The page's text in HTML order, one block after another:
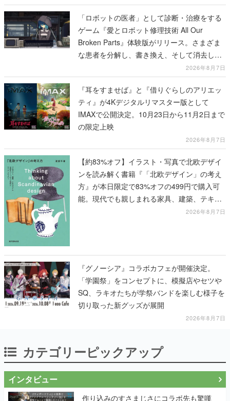
「ロボットの医者」として診断・治療をする
ゲーム『愛とロボット修理技術 All Our
Broken Parts』体験版がリリース。さまざま
な患者を分解し、書き換え、そして消去して
2026年8月7日
『耳をすませば』と『借りぐらしのアリエッ
ティ』が4Kデジタルリマスター版として
IMAXで公開決定。10月23日から11月2日まで
の限定上映
2026年8月7日
【約83%オフ】イラスト・写真で北欧デザイ
ンを読み解く書籍『「北欧デザイン」の考え
方』が本日限定で83%オフの499円で購入可
能。現代でも親しまれる家具、建築、テキス
2026年8月7日
『グノーシア』コラボカフェが開催決定。
「学園祭」をコンセプトに、模擬店やセツや
SQ、ラキオたちが学祭バンドを楽しむ様子を
切り取った新グッズが展開
2026年8月7日
カテゴリーピックアップ
インタビュー
作り込みのすさまじさにコラボ先も驚嘆